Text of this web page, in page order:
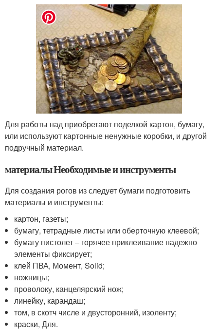
Для работы над приобретают поделкой картон, бумагу,
или используют картонные ненужные коробки, и другой
подручный материал.
материалы Необходимые и инструменты
Для создания рогов из следует бумаги подготовить
материалы и инструменты:
картон, газеты;
бумагу, тетрадные листы или оберточную клеевой;
бумагу пистолет – горячее приклеивание надежно
элементы фиксирует;
клей ПВА, Момент, Solid;
ножницы;
проволоку, канцелярский нож;
линейку, карандаш;
том, в скотч числе и двусторонний, изоленту;
краски, Для.